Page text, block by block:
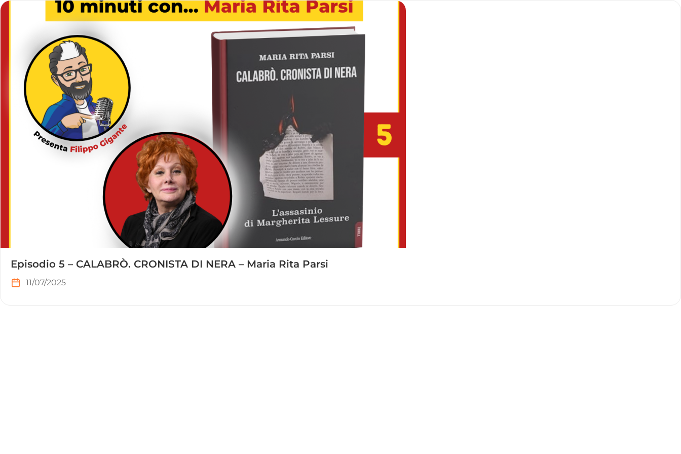
Episodio 5 – CALABRÒ. CRONISTA DI NERA – Maria Rita Parsi
11/07/2025